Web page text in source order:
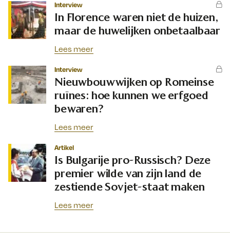
Interview
In Florence waren niet de huizen,
maar de huwelijken onbetaalbaar
Lees meer
Interview
Nieuwbouwwijken op Romeinse
ruïnes: hoe kunnen we erfgoed
bewaren?
Lees meer
Artikel
Is Bulgarije pro-Russisch? Deze
premier wilde van zijn land de
zestiende Sovjet-staat maken
Lees meer